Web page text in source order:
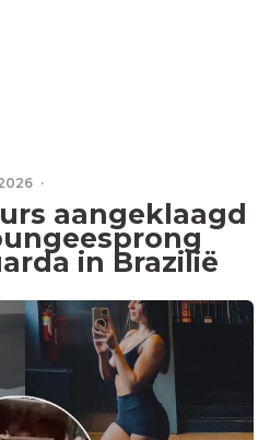
·
aangeklaagd
in Brazilië